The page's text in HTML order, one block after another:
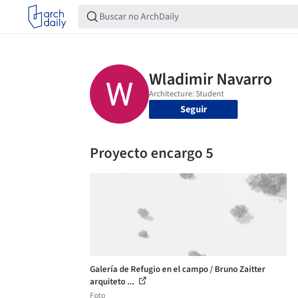
Seguir
Proyecto encargo 5
Galería de Refugio en el campo / Bruno Zaitter
arquiteto ...
Foto